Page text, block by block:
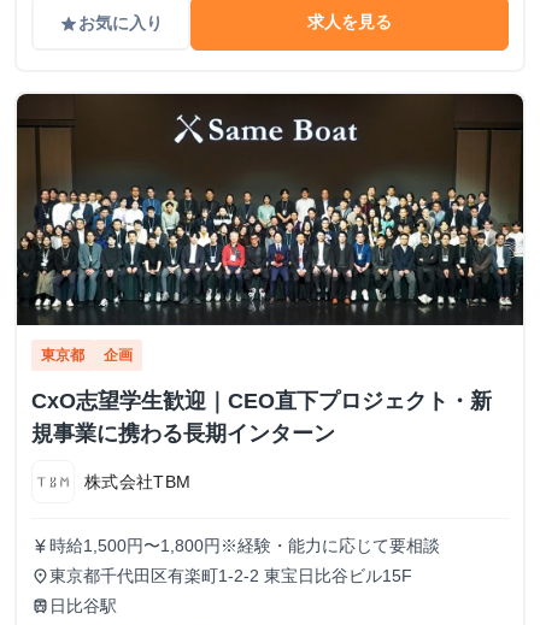
gradeお気に入り 求人を見る
東京都 企画
CxO志望学生歓迎｜CEO直下プロジェクト・新
規事業に携わる長期インターン
株式会社TBM
currency_yen 時給1,500円〜1,800円※経験・能力に応じて要相談
place東京都千代田区有楽町1-2-2 東宝日比谷ビル15F
train 日比谷駅